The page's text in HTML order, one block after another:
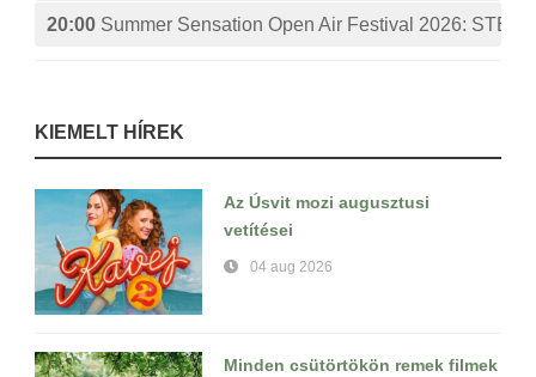
20:00 Summer Sensation Open Air Festival 2026:
KIEMELT HÍREK
Az Úsvit mozi augusztusi
vetítései
04 aug 2026
Minden csütörtökön remek filmek